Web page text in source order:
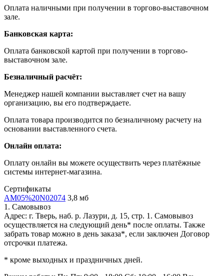
Оплата наличными при получении в торгово-выставочном
зале.
Банковская карта:
Оплата банковской картой при получении в торгово-
выставочном зале.
Безналичный расчёт:
Менеджер нашей компании выставляет счет на вашу
организацию, вы его подтверждаете.
Оплата товара производится по безналичному расчету на
основании выставленного счета.
Онлайн оплата:
Оплату онлайн вы можете осуществить через платёжные
системы интернет-магазина.
Сертификаты
AM05%20N02074 3,8 мб
1. Самовывоз
Адрес: г. Тверь, наб. р. Лазури, д. 15, стр. 1. Самовывоз
осуществляется на следующий день* после оплаты. Также
забрать товар можно в день заказа*, если заключен Договор
отсрочки платежа.
* кроме выходных и праздничных дней.